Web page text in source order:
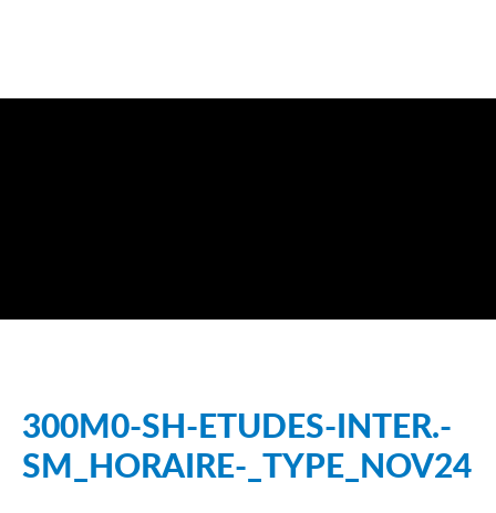
300M0-SH-ETUDES-INTER.-
SM_HORAIRE-_TYPE_NOV24